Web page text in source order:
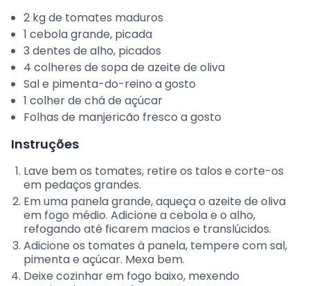
2 kg de tomates maduros
1 cebola grande, picada
3 dentes de alho, picados
4 colheres de sopa de azeite de oliva
Sal e pimenta-do-reino a gosto
1 colher de chá de açúcar
Folhas de manjericão fresco a gosto
Instruções
Lave bem os tomates, retire os talos e corte-os
em pedaços grandes.
Em uma panela grande, aqueça o azeite de oliva
em fogo médio. Adicione a cebola e o alho,
refogando até ficarem macios e translúcidos.
Adicione os tomates à panela, tempere com sal,
pimenta e açúcar. Mexa bem.
Deixe cozinhar em fogo baixo, mexendo